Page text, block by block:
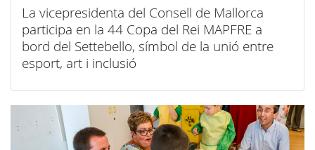
La vicepresidenta del Consell de Mallorca
participa en la 44 Copa del Rei MAPFRE a
bord del Settebello, símbol de la unió entre
esport, art i inclusió